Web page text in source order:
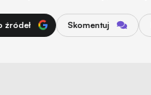
źródeł Skomentuj